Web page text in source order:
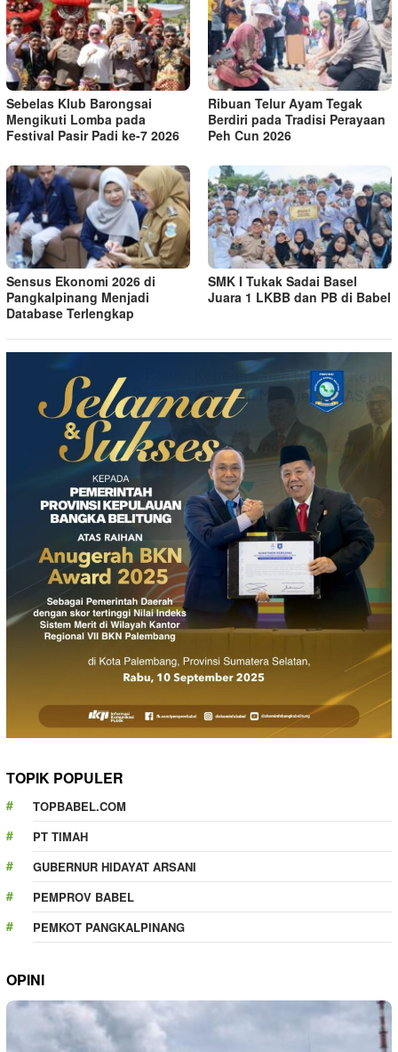
Sebelas Klub Barongsai
Mengikuti Lomba pada
Festival Pasir Padi ke-7 2026
Ribuan Telur Ayam Tegak
Berdiri pada Tradisi Perayaan
Peh Cun 2026
Sensus Ekonomi 2026 di
Pangkalpinang Menjadi
Database Terlengkap
SMK I Tukak Sadai Basel
Juara 1 LKBB dan PB di Babel
TOPIK POPULER
TOPBABEL.COM
PT TIMAH
GUBERNUR HIDAYAT ARSANI
PEMPROV BABEL
PEMKOT PANGKALPINANG
OPINI